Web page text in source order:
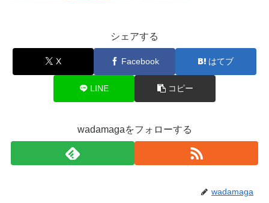
シェアする
X Facebook はてブ
LINE コピー
wadamagaをフォローする
wadamaga